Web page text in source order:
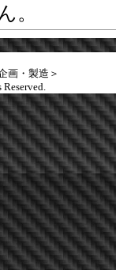
。
画・製造＞